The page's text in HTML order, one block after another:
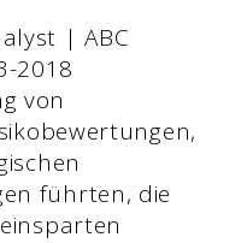
| ABC
2018
von
führten, die